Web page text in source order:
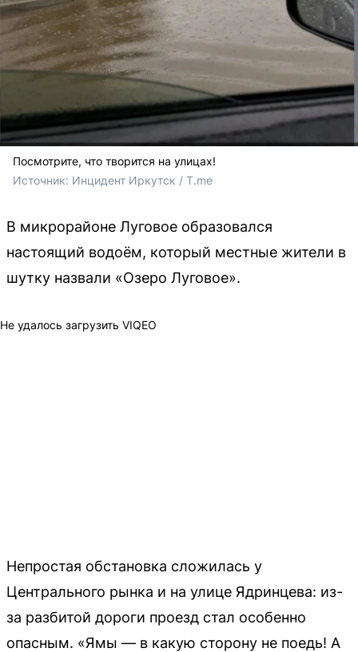
Посмотрите, что творится на улицах!
Источник: Инцидент Иркутск / T.me
В микрорайоне Луговое образовался
настоящий водоём, который местные жители в
шутку назвали «Озеро Луговое».
Не удалось загрузить VIQEO
Непростая обстановка сложилась у
Центрального рынка и на улице Ядринцева: из-
за разбитой дороги проезд стал особенно
опасным. «Ямы — в какую сторону не поедь! А